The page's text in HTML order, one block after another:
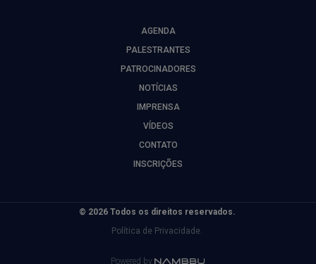
AGENDA
PALESTRANTES
PATROCINADORES
NOTÍCIAS
IMPRENSA
VÍDEOS
CONTATO
INSCRIÇÕES
© 2026 Todos os direitos reservados.
Política de Privacidade.
Powered by